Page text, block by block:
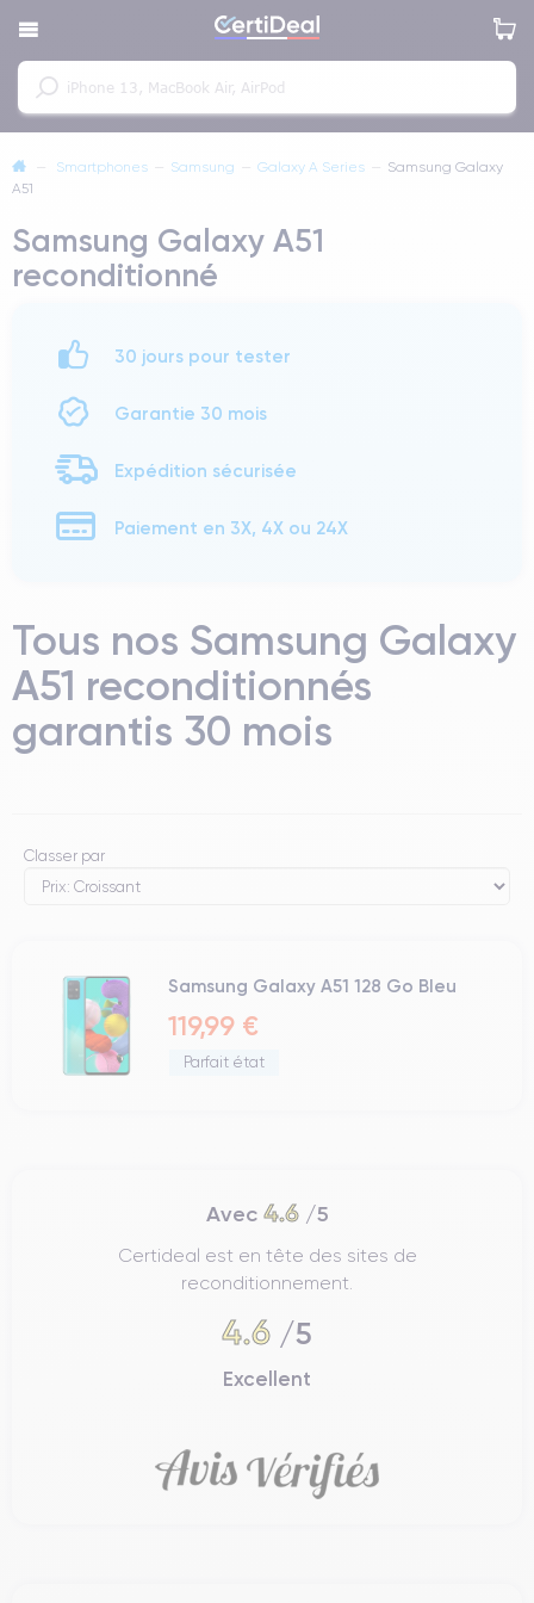
— Smartphones Samsung Galaxy A Series
Samsung Galaxy
A51
Samsung Galaxy A51
reconditionné
30 jours pour tester
Garantie 30 mois
Expédition sécurisée
Paiement en 3X, 4X ou 24X
Tous nos Samsung Galaxy
A51 reconditionnés
garantis 30 mois
Classer par
Samsung Galaxy A51 128 Go Bleu
119,99 €
Parfait état
Avec 4.6/5
Certideal est en tête des sites de
reconditionnement.
4.6 /5
Excellent